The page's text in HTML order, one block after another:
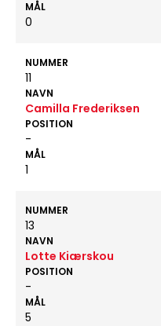
MÅL
0
NUMMER
11
NAVN
Camilla Frederiksen
POSITION
-
MÅL
1
NUMMER
13
NAVN
Lotte Kiærskou
POSITION
-
MÅL
5